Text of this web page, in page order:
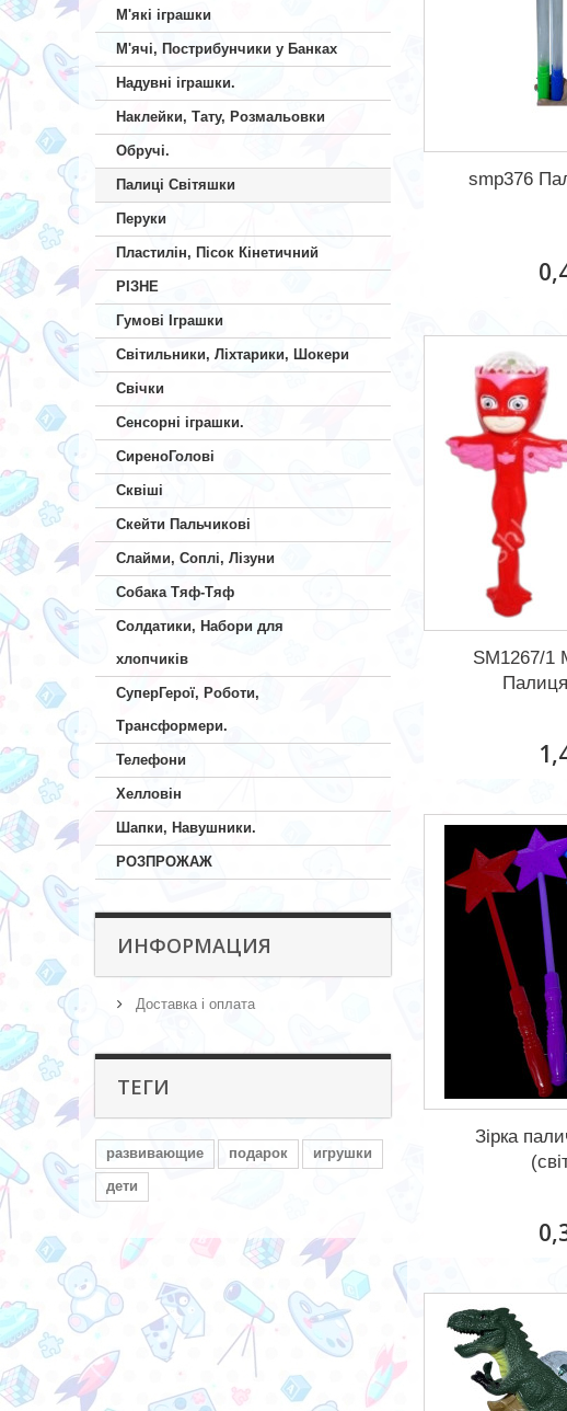
М'які іграшки
М'ячі, Пострибунчики у Банках
Надувні іграшки.
Наклейки, Тату, Розмальовки
Обручі.
Палиці Світяшки
Перуки
Пластилін, Пісок Кінетичний
РІЗНЕ
Гумові Іграшки
Світильники, Ліхтарики, Шокери
Свічки
Сенсорні іграшки.
СиреноГолові
Сквіші
Скейти Пальчикові
Слайми, Соплі, Лізуни
Собака Тяф-Тяф
Солдатики, Набори для
хлопчиків
СуперГерої, Роботи,
Трансформери.
Телефони
Хелловін
Шапки, Навушники.
РОЗПРОЖАЖ
ИНФОРМАЦИЯ
Доставка і оплата
ТЕГИ
развивающие подарок
игрушки
дети
smp376
SM1267/1
Зірка